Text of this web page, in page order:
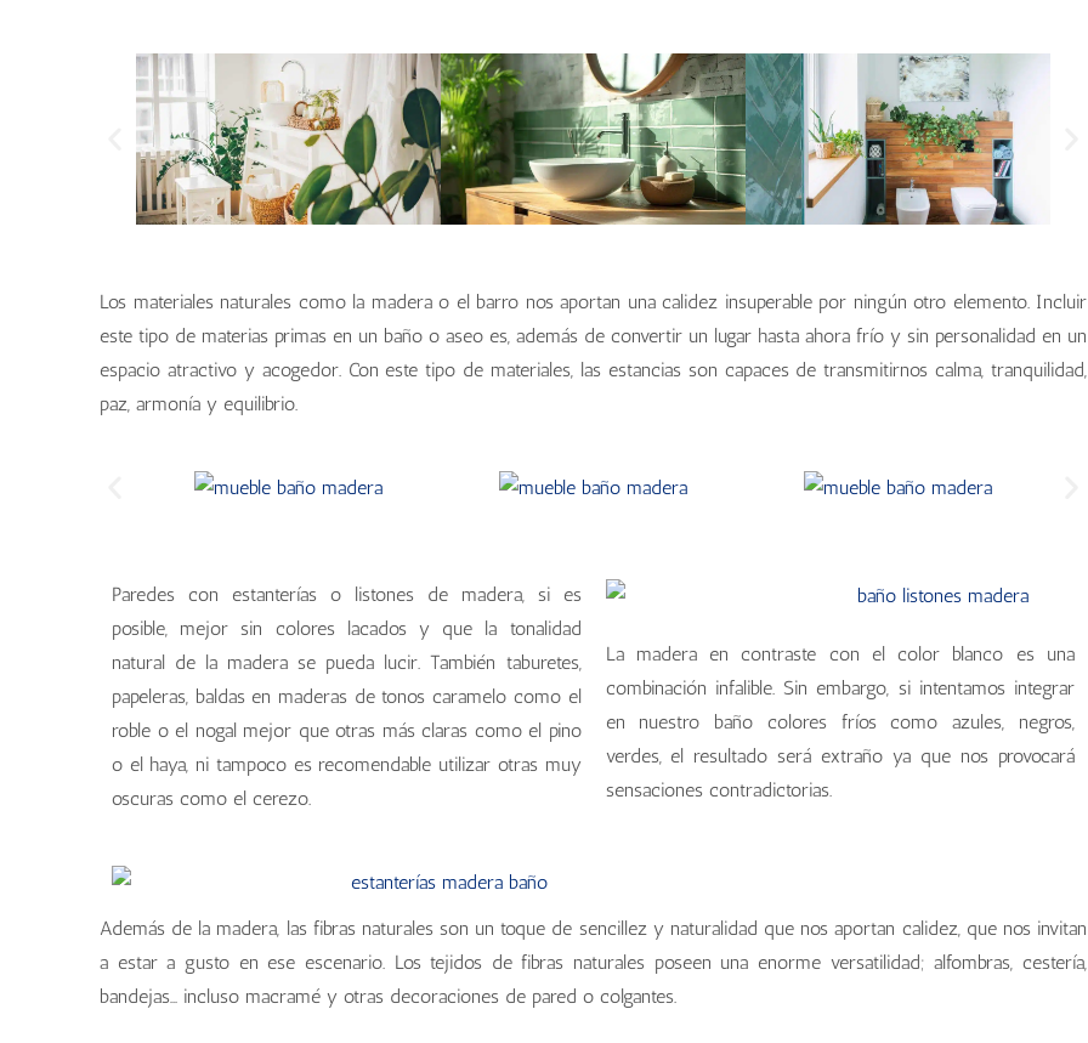
Los materiales naturales como la madera o el barro nos aportan una calidez insuperable por ningún otro elemento. Incluir
este tipo de materias primas en un baño o aseo es, además de convertir un lugar hasta ahora frío y sin personalidad en un
espacio atractivo y acogedor. Con este tipo de materiales, las estancias son capaces de transmitirnos calma, tranquilidad,
paz, armonía y equilibrio.
Paredes con estanterías o listones de madera, si es
posible, mejor sin colores lacados y que la tonalidad
natural de la madera se pueda lucir. También taburetes,
papeleras, baldas en maderas de tonos caramelo como el
roble o el nogal mejor que otras más claras como el pino
o el haya, ni tampoco es recomendable utilizar otras muy
oscuras como el cerezo.
La madera en contraste con el color blanco es una
combinación infalible. Sin embargo, si intentamos integrar
en nuestro baño colores fríos como azules, negros,
verdes, el resultado será extraño ya que nos provocará
sensaciones contradictorias.
Además de la madera, las fibras naturales son un toque de sencillez y naturalidad que nos aportan calidez, que nos invitan
a estar a gusto en ese escenario. Los tejidos de fibras naturales poseen una enorme versatilidad; alfombras, cestería,
bandejas… incluso macramé y otras decoraciones de pared o colgantes.